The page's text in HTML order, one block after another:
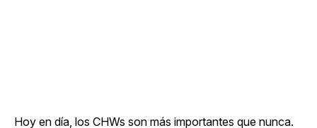
Hoy en día, los CHWs son más importantes que nunca.